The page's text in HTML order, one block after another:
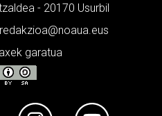
- 20170 Usurbil
garatua